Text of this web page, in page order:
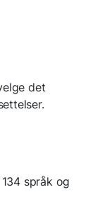
det
språk og